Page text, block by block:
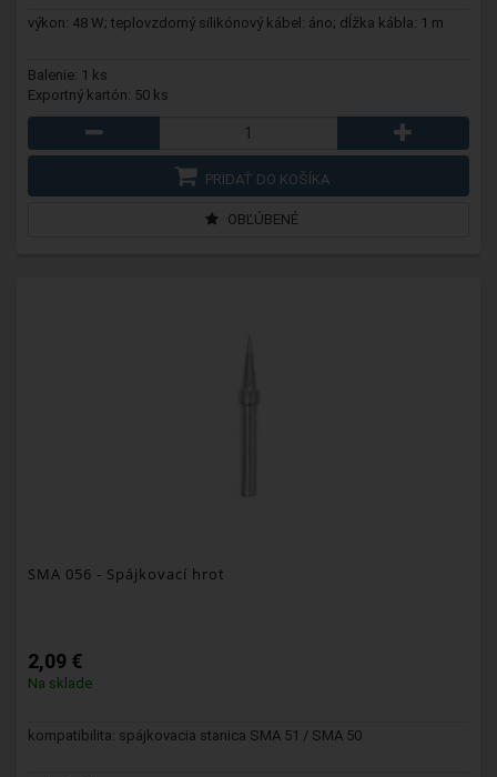
výkon: 48 W; teplovzdorný silikónový kábel: áno; dĺžka kábla: 1 m
Balenie: 1 ks
Exportný kartón: 50 ks
PRIDAŤ DO KOŠÍKA
OBĽÚBENÉ
SMA 056 - Spájkovací hrot
2,09 €
Na sklade
kompatibilita: spájkovacia stanica SMA 51 / SMA 50